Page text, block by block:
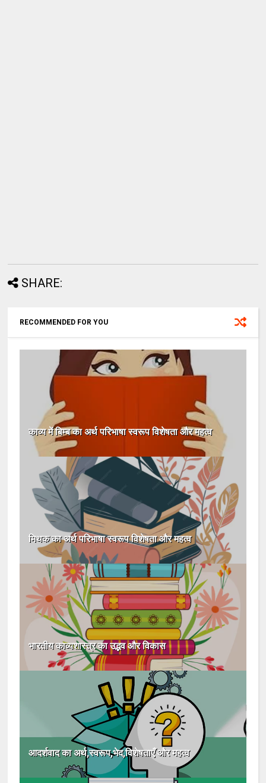
SHARE:
RECOMMENDED FOR YOU
काव्य में बिम्ब का अर्थ परिभाषा स्वरूप विशेषता और महत्व
मिथक का अर्थ परिभाषा स्वरूप विशेषता और महत्व
भारतीय काव्यशास्त्र का उद्भव और विकास
आदर्शवाद का अर्थ,स्वरूप,भेद,विशेषताएँ और महत्व